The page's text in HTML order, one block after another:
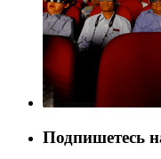
Подпишетесь